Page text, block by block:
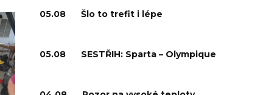
05.08 Šlo to trefit i lépe
05.08 SESTŘIH: Sparta – Olympique